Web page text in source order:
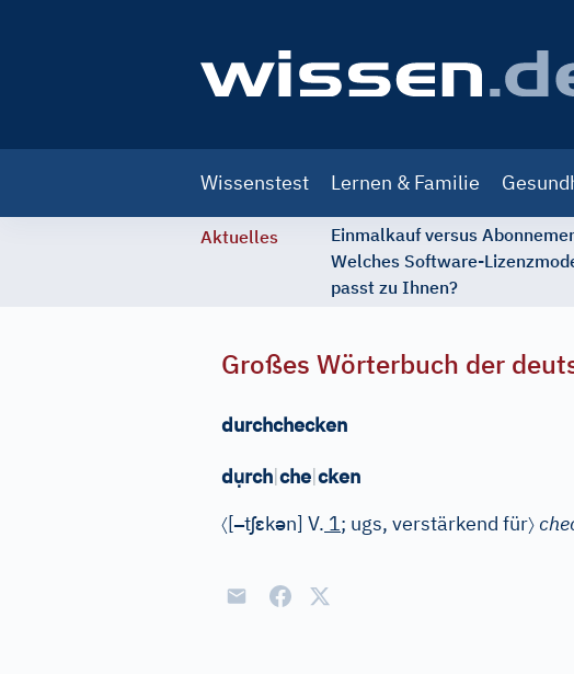
navigation
Wissenstest Lernen & Familie
Aktuelles
Einmalkauf versus
Welches Software-
passt zu Ihnen?
Großes Wörterbuch der
durchchecken
dụrch|che|cken
〈[–tʃɛkən] V. 1; ugs, verstärkend für〉